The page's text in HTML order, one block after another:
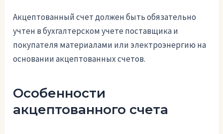
Акцептованный счет должен быть обязательно
учтен в бухгалтерском учете поставщика и
покупателя материалами или электроэнергию на
основании акцептованных счетов.
Особенности
акцептованного счета